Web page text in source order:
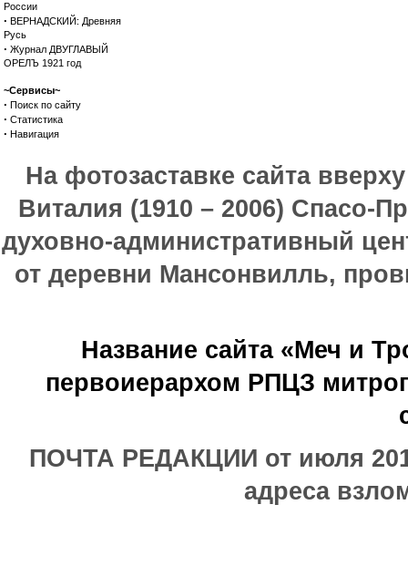
России
· ВЕРНАДСКИЙ: Древняя
Русь
· Журнал ДВУГЛАВЫЙ
ОРЕЛЪ 1921 год
~Сервисы~
· Поиск по сайту
· Статистика
· Навигация
На фотозаставке сайта
Виталия (1910 – 2006) Спасо-
духовно-административный
от деревни Мансонвилль,
Название сайта «Меч и
первоиерархом РПЦЗ
ПОЧТА РЕДАКЦИИ от июля
адреса